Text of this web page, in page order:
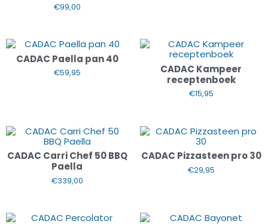
€99,00
CADAC Paella pan 40
€59,95
CADAC Kampeer
receptenboek
€15,95
CADAC Carri Chef 50 BBQ
Paella
€339,00
CADAC Pizzasteen pro 30
€29,95